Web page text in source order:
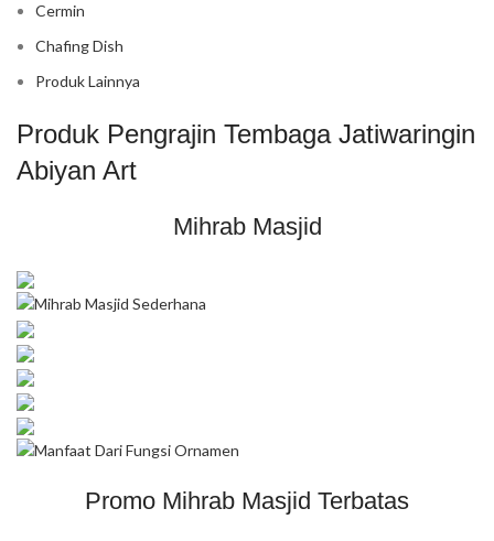
Cermin
Chafing Dish
Produk Lainnya
Produk Pengrajin Tembaga Jatiwaringin
Abiyan Art
Mihrab Masjid
Promo Mihrab Masjid Terbatas